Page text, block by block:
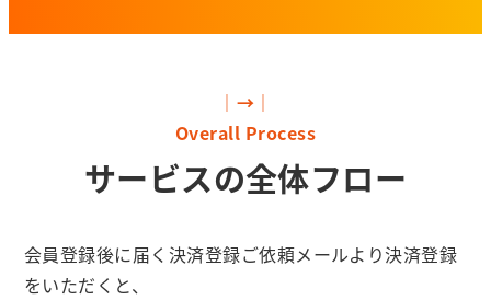
｜→｜
Overall Process
サービスの全体フロー
会員登録後に届く決済登録ご依頼メールより決済登録
をいただくと、